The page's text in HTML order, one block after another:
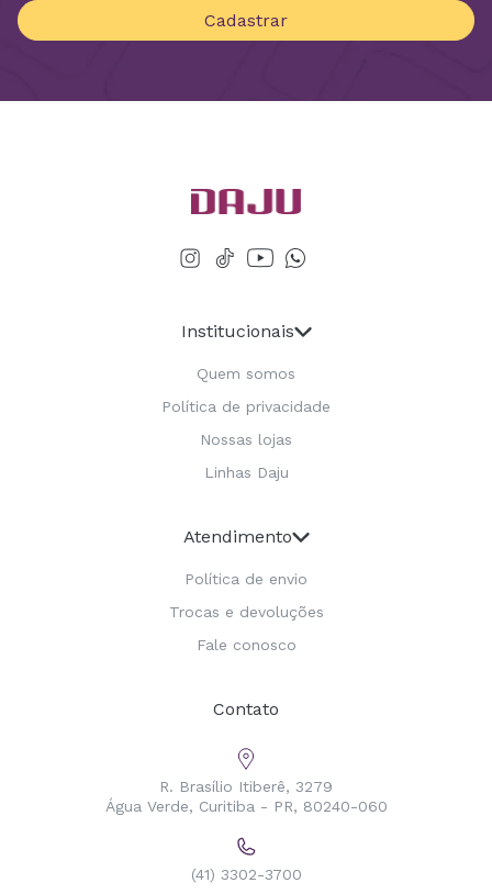
Cadastrar
Institucionais
Quem somos
Política de privacidade
Nossas lojas
Linhas Daju
Atendimento
Política de envio
Trocas e devoluções
Fale conosco
Contato
R. Brasílio Itiberê, 3279
Água Verde, Curitiba - PR, 80240-060
(41) 3302-3700